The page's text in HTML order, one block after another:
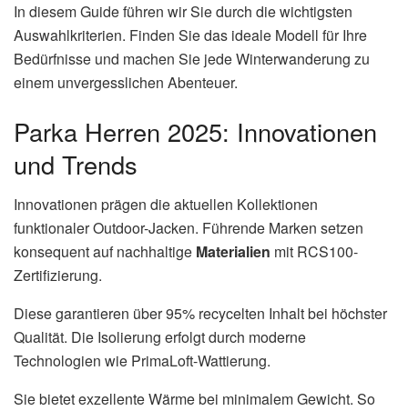
In diesem Guide führen wir Sie durch die wichtigsten
Auswahlkriterien. Finden Sie das ideale Modell für Ihre
Bedürfnisse und machen Sie jede Winterwanderung zu
einem unvergesslichen Abenteuer.
Parka Herren 2025: Innovationen
und Trends
Innovationen prägen die aktuellen Kollektionen
funktionaler Outdoor-Jacken. Führende Marken setzen
konsequent auf nachhaltige Materialien mit RCS100-
Zertifizierung.
Diese garantieren über 95% recycelten Inhalt bei höchster
Qualität. Die Isolierung erfolgt durch moderne
Technologien wie PrimaLoft-Wattierung.
Sie bietet exzellente Wärme bei minimalem Gewicht. So